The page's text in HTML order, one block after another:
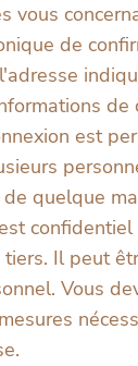
vous
de
de
est
quelque
tiers. Il peut
Vous